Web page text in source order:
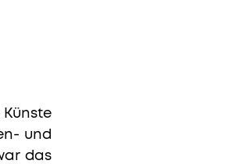
und
das